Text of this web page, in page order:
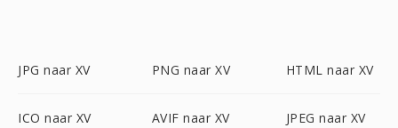
JPG naar XV PNG naar XV HTML naar XV
ICO naar XV AVIF naar XV JPEG naar XV